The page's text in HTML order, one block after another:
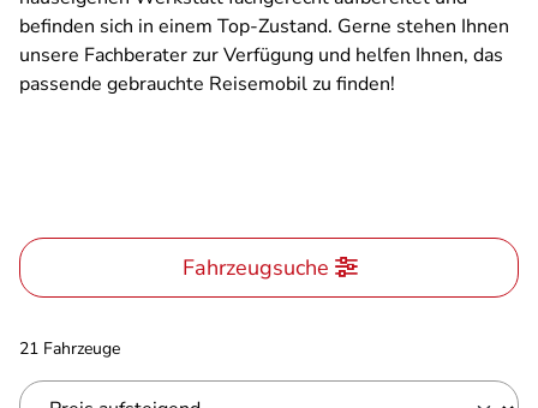
befinden sich in einem Top-Zustand. Gerne stehen Ihnen
unsere Fachberater zur Verfügung und helfen Ihnen, das
passende gebrauchte Reisemobil zu finden!
Fahrzeugsuche
21 Fahrzeuge